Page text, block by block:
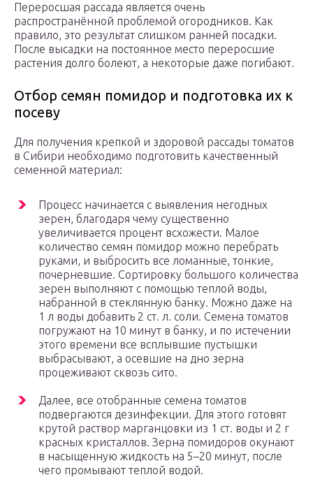
Переросшая рассада является очень
распространённой проблемой огородников. Как
правило, это результат слишком ранней посадки.
После высадки на постоянное место переросшие
растения долго болеют, а некоторые даже погибают.
Отбор семян помидор и подготовка их к
посеву
Для получения крепкой и здоровой рассады томатов
в Сибири необходимо подготовить качественный
семенной материал:
Процесс начинается с выявления негодных
зерен, благодаря чему существенно
увеличивается процент всхожести. Малое
количество семян помидор можно перебрать
руками, и выбросить все ломанные, тонкие,
почерневшие. Сортировку большого количества
зерен выполняют с помощью теплой воды,
набранной в стеклянную банку. Можно даже на
1 л воды добавить 2 ст. л. соли. Семена томатов
погружают на 10 минут в банку, и по истечении
этого времени все всплывшие пустышки
выбрасывают, а осевшие на дно зерна
процеживают сквозь сито.
Далее, все отобранные семена томатов
подвергаются дезинфекции. Для этого готовят
крутой раствор марганцовки из 1 ст. воды и 2 г
красных кристаллов. Зерна помидоров окунают
в насыщенную жидкость на 5–20 минут, после
чего промывают теплой водой.